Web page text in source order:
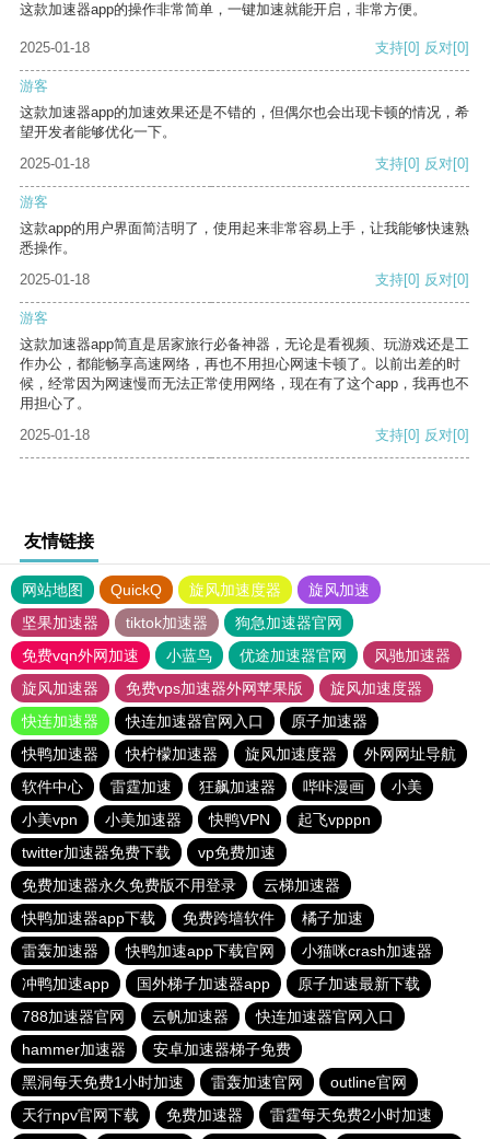
这款加速器app的操作非常简单，一键加速就能开启，非常方便。
2025-01-18 支持[0] 反对[0]
游客
这款加速器app的加速效果还是不错的，但偶尔也会出现卡顿的情况，希
望开发者能够优化一下。
2025-01-18
支持[0] 反对[0]
游客
这款app的用户界面简洁明了，使用起来非常容易上手，让我能够快速熟
悉操作。
2025-01-18
支持[0] 反对[0]
游客
这款加速器app简直是居家旅行必备神器，无论是看视频、玩游戏还是工
作办公，都能畅享高速网络，再也不用担心网速卡顿了。以前出差的时
候，经常因为网速慢而无法正常使用网络，现在有了这个app，我再也不
用担心了。
2025-01-18
支持[0] 反对[0]
友情链接
网站地图 QuickQ 旋风加速度器
旋风加速
坚果加速器
tiktok加速器
狗急加速器官网
免费vqn外网加速
小蓝鸟 优途加速器官网
风驰加速器
旋风加速器
免费vps加速器外网苹果版
旋风加速度器
快连加速器
快连加速器官网入口
原子加速器
快鸭加速器
快柠檬加速器 旋风加速度器
外网网址导航
软件中心
雷霆加速 狂飙加速器 哔咔漫画
小美
小美vpn
小美加速器 快鸭VPN
起飞vpppn
twitter加速器免费下载
vp免费加速
免费加速器永久免费版不用登录
云梯加速器
快鸭加速器app下载
免费跨墙软件
橘子加速
雷轰加速器
快鸭加速app下载官网
小猫咪crash加速器
冲鸭加速app
国外梯子加速器app
原子加速最新下载
788加速器官网
云帆加速器
快连加速器官网入口
hammer加速器
安卓加速器梯子免费
黑洞每天免费1小时加速
雷轰加速官网
outline官网
天行npv官网下载
免费加速器 雷霆每天免费2小时加速